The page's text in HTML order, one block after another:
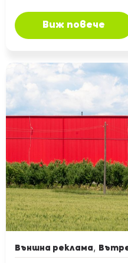
Виж повече
Външна реклама,